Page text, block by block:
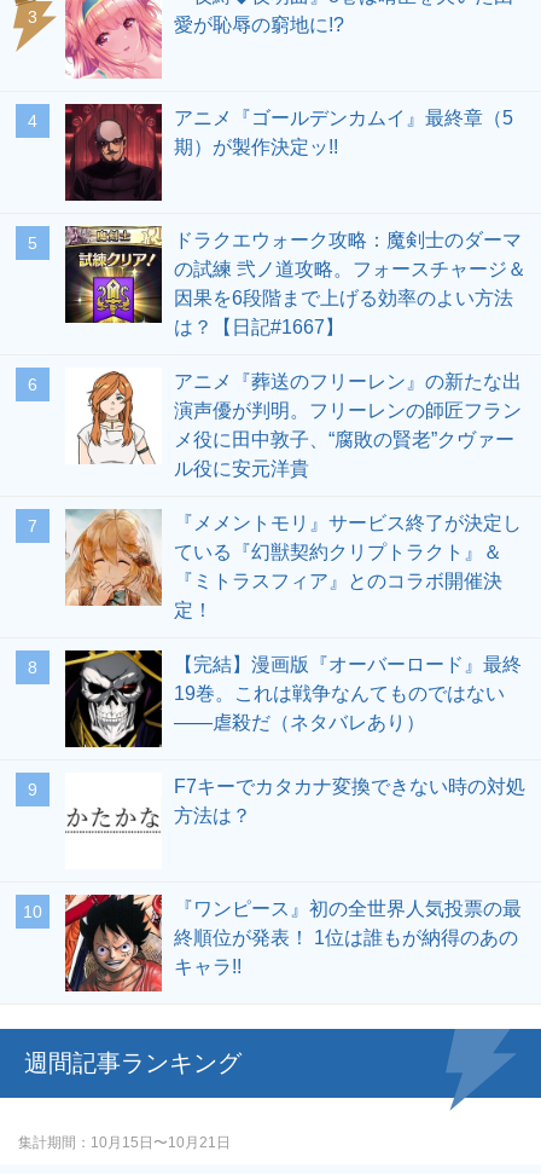
愛が恥辱の窮地に!?
アニメ『ゴールデンカムイ』最終章（5
期）が製作決定ッ!!
ドラクエウォーク攻略：魔剣士のダーマ
の試練 弐ノ道攻略。フォースチャージ＆
因果を6段階まで上げる効率のよい方法
は？【日記#1667】
アニメ『葬送のフリーレン』の新たな出
演声優が判明。フリーレンの師匠フラン
メ役に田中敦子、“腐敗の賢老”クヴァー
ル役に安元洋貴
『メメントモリ』サービス終了が決定し
ている『幻獣契約クリプトラクト』＆
『ミトラスフィア』とのコラボ開催決
定！
【完結】漫画版『オーバーロード』最終
19巻。これは戦争なんてものではない
――虐殺だ（ネタバレあり）
F7キーでカタカナ変換できない時の対処
方法は？
『ワンピース』初の全世界人気投票の最
終順位が発表！ 1位は誰もが納得のあの
キャラ!!
週間記事ランキング
集計期間 10月15日〜10月21日